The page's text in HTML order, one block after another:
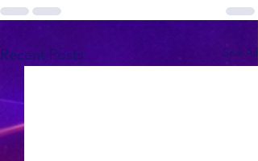
Recent Posts See All